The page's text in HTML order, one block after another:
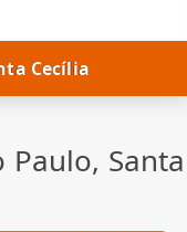
Cecília
Paulo, Santa